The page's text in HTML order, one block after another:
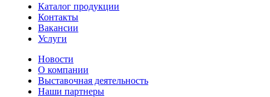
Каталог продукции
Контакты
Вакансии
Услуги
Новости
О компании
Выставочная деятельность
Наши партнеры